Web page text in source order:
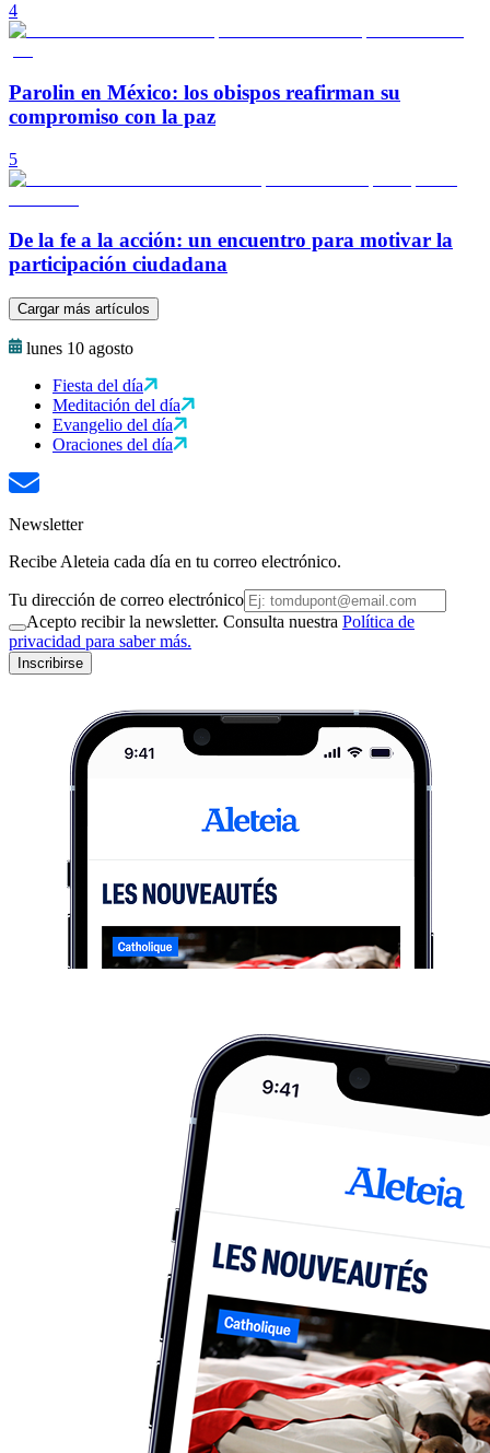
4
Parolin en México: los obispos reafirman su
compromiso con la paz
5
De la fe a la acción: un encuentro para motivar la
participación ciudadana
Cargar más artículos
lunes 10 agosto
Fiesta del día
Meditación del día
Evangelio del día
Oraciones del día
Newsletter
Recibe Aleteia cada día en tu correo electrónico.
Tu dirección de correo electrónico
Acepto recibir la newsletter. Consulta nuestra Política de
privacidad para saber más.
Inscribirse